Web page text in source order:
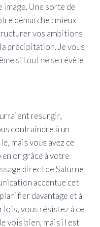
Une sorte de
démarche : mieux
vos ambitions
précipitation. Je vous
si tout ne se révèle
resurgir,
contraindre à un
mais vous avez ce
or grâce à votre
direct de Saturne
accentue cet
davantage et à
vous résistez à ce
vois bien, mais il est